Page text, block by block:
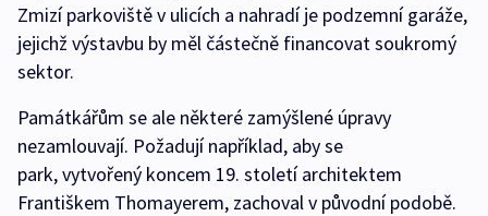
Zmizí parkoviště v ulicích a nahradí je podzemní garáže,
jejichž výstavbu by měl částečně financovat soukromý
sektor.
Památkářům se ale některé zamýšlené úpravy
nezamlouvají. Požadují například, aby se
park, vytvořený koncem 19. století architektem
Františkem Thomayerem, zachoval v původní podobě.